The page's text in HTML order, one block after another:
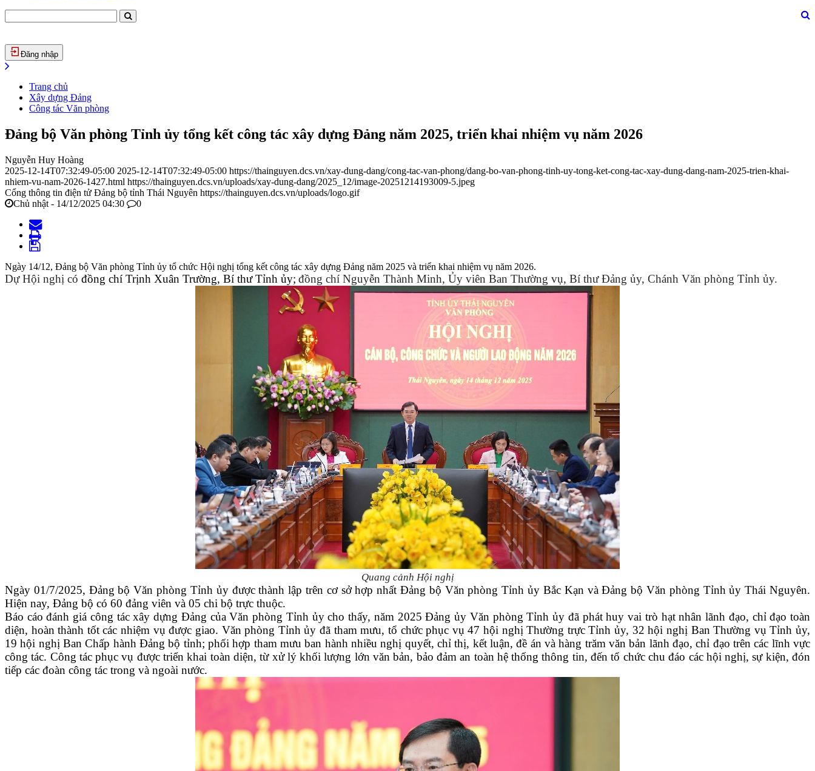
Đăng nhập
Trang chủ
Xây dựng Đảng
Công tác Văn phòng
Đảng bộ Văn phòng Tỉnh ủy tổng kết công tác xây dựng Đảng năm 2025, triển khai nhiệm vụ năm 2026
Nguyễn Huy Hoàng
2025-12-14T07:32:49-05:00 2025-12-14T07:32:49-05:00 https://thainguyen.dcs.vn/xay-dung-dang/cong-tac-van-phong/dang-bo-van-phong-tinh-uy-tong-ket-cong-tac-xay-dung-dang-nam-2025-trien-khai-
nhiem-vu-nam-2026-1427.html https://thainguyen.dcs.vn/uploads/xay-dung-dang/2025_12/image-20251214193009-5.jpeg
Cổng thông tin điện tử Đảng bộ tỉnh Thái Nguyên https://thainguyen.dcs.vn/uploads/logo.gif
Chủ nhật - 14/12/2025 04:30
0
Ngày 14/12, Đảng bộ Văn phòng Tỉnh ủy tổ chức Hội nghị tổng kết công tác xây dựng Đảng năm 2025 và triển khai nhiệm vụ năm 2026.
Dự Hội nghị có đồng chí Trịnh Xuân Trường, Bí thư Tỉnh ủy; đồng chí Nguyễn Thành Minh, Ủy viên Ban Thường vụ, Bí thư Đảng ủy, Chánh Văn phòng Tỉnh ủy.
Quang cảnh Hội nghị
Ngày 01/7/2025, Đảng bộ Văn phòng Tỉnh ủy được thành lập trên cơ sở hợp nhất Đảng bộ Văn phòng Tỉnh ủy Bắc Kạn và Đảng bộ Văn phòng Tỉnh ủy Thái Nguyên.
Hiện nay, Đảng bộ có 60 đảng viên và 05 chi bộ trực thuộc.
Báo cáo đánh giá công tác xây dựng Đảng của Văn phòng Tỉnh ủy cho thấy, năm 2025 Đảng ủy Văn phòng Tỉnh ủy đã phát huy vai trò hạt nhân lãnh đạo, chỉ đạo toàn
diện, hoàn thành tốt các nhiệm vụ được giao. Văn phòng Tỉnh ủy đã tham mưu, tổ chức phục vụ 47 hội nghị Thường trực Tỉnh ủy, 32 hội nghị Ban Thường vụ Tỉnh ủy,
19 hội nghị Ban Chấp hành Đảng bộ tỉnh; phối hợp tham mưu ban hành nhiều nghị quyết, chỉ thị, kết luận, đề án và hàng trăm văn bản lãnh đạo, chỉ đạo trên các lĩnh vực
công tác. Công tác phục vụ được triển khai toàn diện, từ xử lý khối lượng lớn văn bản, bảo đảm an toàn hệ thống thông tin, đến tổ chức chu đáo các hội nghị, sự kiện, đón
tiếp các đoàn công tác trong và ngoài nước.